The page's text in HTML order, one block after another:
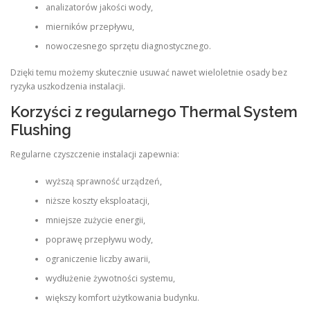
analizatorów jakości wody,
mierników przepływu,
nowoczesnego sprzętu diagnostycznego.
Dzięki temu możemy skutecznie usuwać nawet wieloletnie osady bez
ryzyka uszkodzenia instalacji.
Korzyści z regularnego Thermal System
Flushing
Regularne czyszczenie instalacji zapewnia:
wyższą sprawność urządzeń,
niższe koszty eksploatacji,
mniejsze zużycie energii,
poprawę przepływu wody,
ograniczenie liczby awarii,
wydłużenie żywotności systemu,
większy komfort użytkowania budynku.